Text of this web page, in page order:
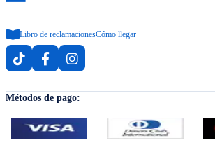
Libro de reclamacionesCómo llegar
Métodos de pago: